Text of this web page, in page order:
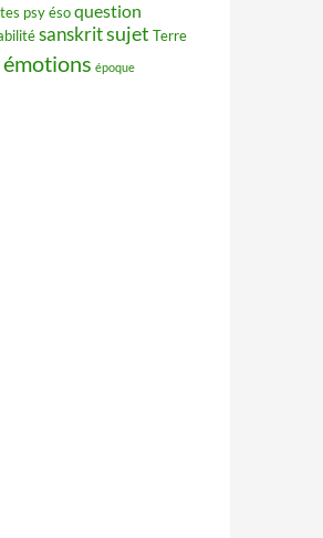
psy ésoquestion
sanskritsujet Terre
émotions époque